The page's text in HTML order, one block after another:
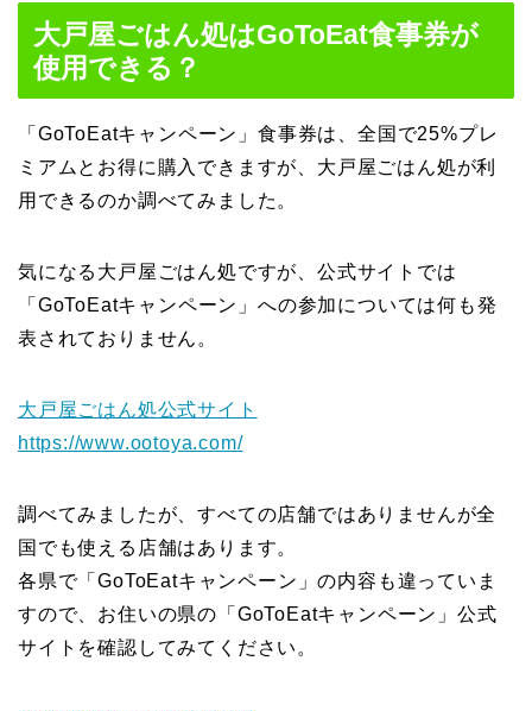
大戸屋ごはん処はGoToEat食事券が
使用できる？
「GoToEatキャンペーン」食事券は、全国で25%プレ
ミアムとお得に購入できますが、大戸屋ごはん処が利
用できるのか調べてみました。
気になる大戸屋ごはん処ですが、公式サイトでは
「GoToEatキャンペーン」への参加については何も発
表されておりません。
大戸屋ごはん処公式サイト
https://www.ootoya.com/
調べてみましたが、すべての店舗ではありませんが全
国でも使える店舗はあります。
各県で「GoToEatキャンペーン」の内容も違っていま
すので、お住いの県の「GoToEatキャンペーン」公式
サイトを確認してみてください。